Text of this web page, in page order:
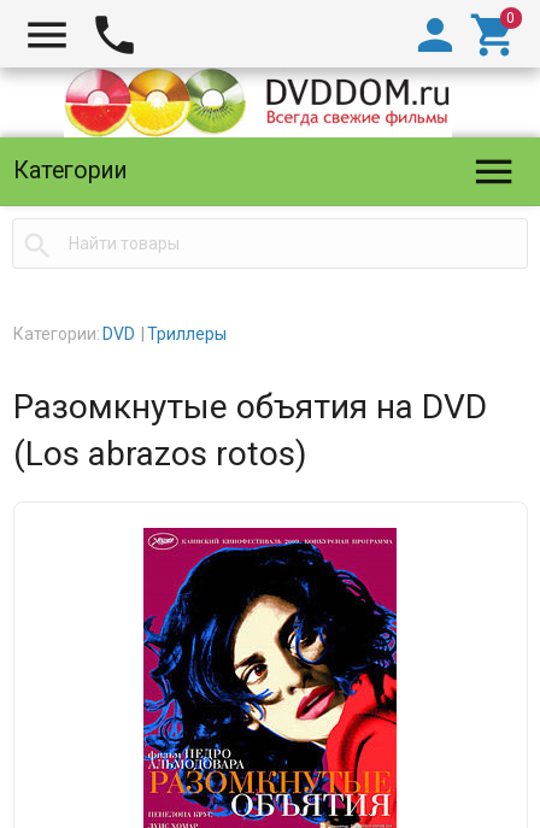
  

Категории 

Категории: DVD Триллеры
Разомкнутые объятия на DVD
(Los abrazos rotos)